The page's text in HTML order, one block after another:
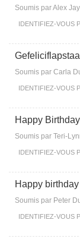
Soumis parAlex Jay
IDENTIFIEZ-VOUS
Soumis par Carla
IDENTIFIEZ-VOUS
Happy
Soumis par Teri-
IDENTIFIEZ-VOUS
Happy
Soumis par Peter
IDENTIFIEZ-VOUS